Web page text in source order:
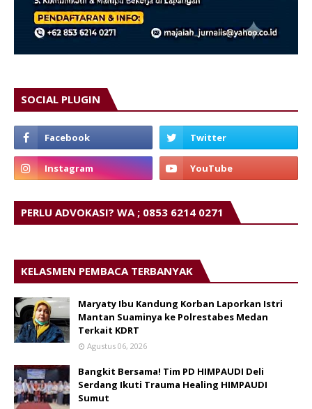
SOCIAL PLUGIN
PERLU ADVOKASI? WA ; 0853 6214 0271
KELASMEN PEMBACA TERBANYAK
Maryaty Ibu Kandung Korban Laporkan Istri
Mantan Suaminya ke Polrestabes Medan
Terkait KDRT
Agustus 06, 2026
Bangkit Bersama! Tim PD HIMPAUDI Deli
Serdang Ikuti Trauma Healing HIMPAUDI
Sumut